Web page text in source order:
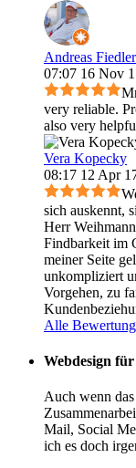
Andreas Fiedler
07:07 16 Nov
very reliable.
also very
Vera Kopecky
08:17 12 Apr
sich auskennt,
Herr
Findbarkeit im
meiner Seite
unkompliziert
Vorgehen, zu
Alle
Webdesign
Auch wenn
Mail, Social
ich es doch